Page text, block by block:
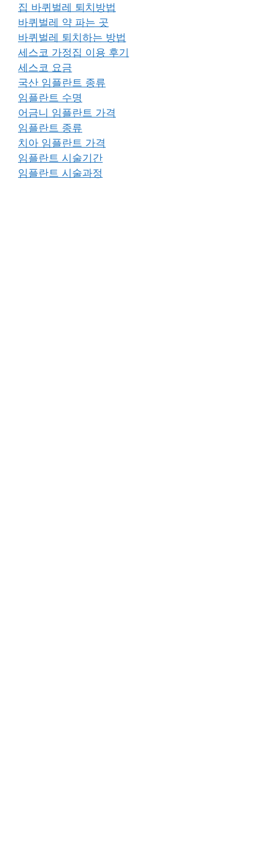
집 바퀴벌레 퇴치방법
바퀴벌레 약 파는 곳
바퀴벌레 퇴치하는 방법
세스코 가정집 이용 후기
세스코 요금
국산 임플란트 종류
임플란트 수명
어금니 임플란트 가격
임플란트 종류
치아 임플란트 가격
임플란트 시술기간
임플란트 시술과정